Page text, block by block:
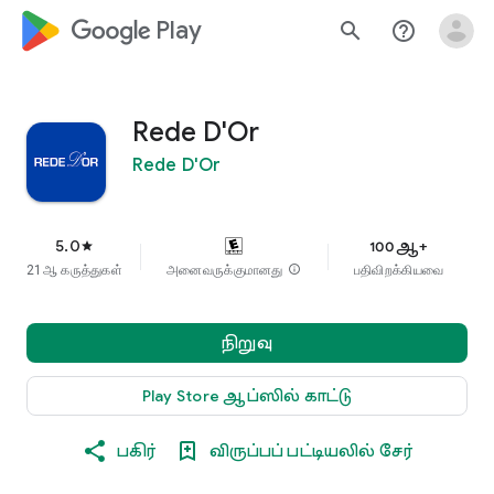
google_logo Play search help_outline
Rede D'Or
Rede D'Or
5.0star
21ஆ கருத்துகள் அனைவருக்குமானது info
100ஆ+
பதிவிறக்கியவை
நிறுவு
Play Store ஆப்ஸில் காட்டு
பகிர் விருப்பப் பட்டியலில் சேர்